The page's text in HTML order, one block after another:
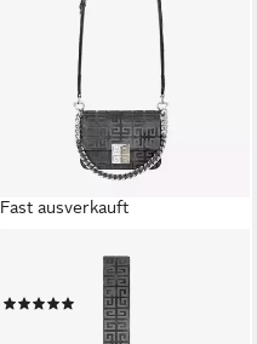
Fast ausverkauft
Umhängetasche small 4G bag
UVP2.100,00 €